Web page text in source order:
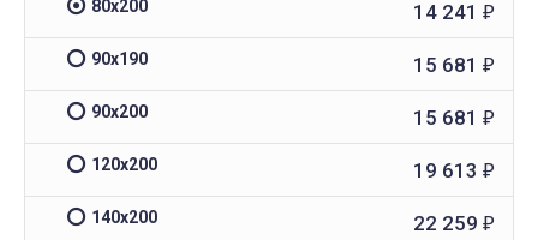
80х200 14 241 ₽
90х190 15 681 ₽
90х200 15 681 ₽
120х200 19 613 ₽
140х200 22 259 ₽